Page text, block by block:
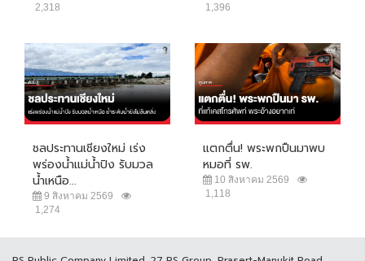
2,318
1,396
ชลประทานเชียงใหม่ เร่ง
พร่องน้ำแม่น้ำปิง รับมวล
น้ำเหนือ...
9 สิงหาคม 2569
1,274
แตกตื่น! พระพกปืนมาพบ
หมอที่ รพ.
10 สิงหาคม 2569
1,118